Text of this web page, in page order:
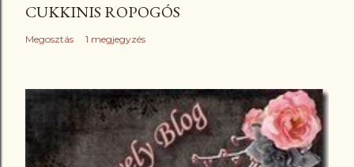
CUKKINIS ROPOGÓS
Megosztás 1 megjegyzés